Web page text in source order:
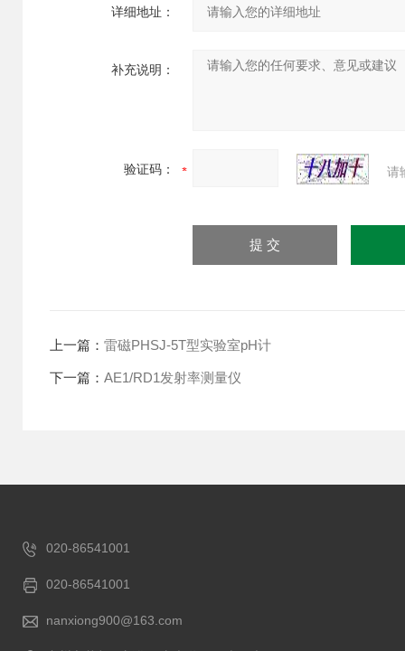
详细地址：
补充说明：
验证码： 请
上一篇： 雷磁PHSJ-5T型实验室pH计
下一篇： AE1/RD1发射率测量仪
020-86541001
020-86541001
nanxiong900@163.com